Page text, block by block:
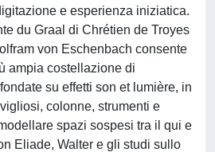
e esperienza iniziatica.
du Graal di Chrétien de Troyes
von Eschenbach consente
ampia costellazione di
su effetti son et lumière, in
colonne, strumenti e
spazi sospesi tra il qui e
Eliade, Walter e gli studi sullo